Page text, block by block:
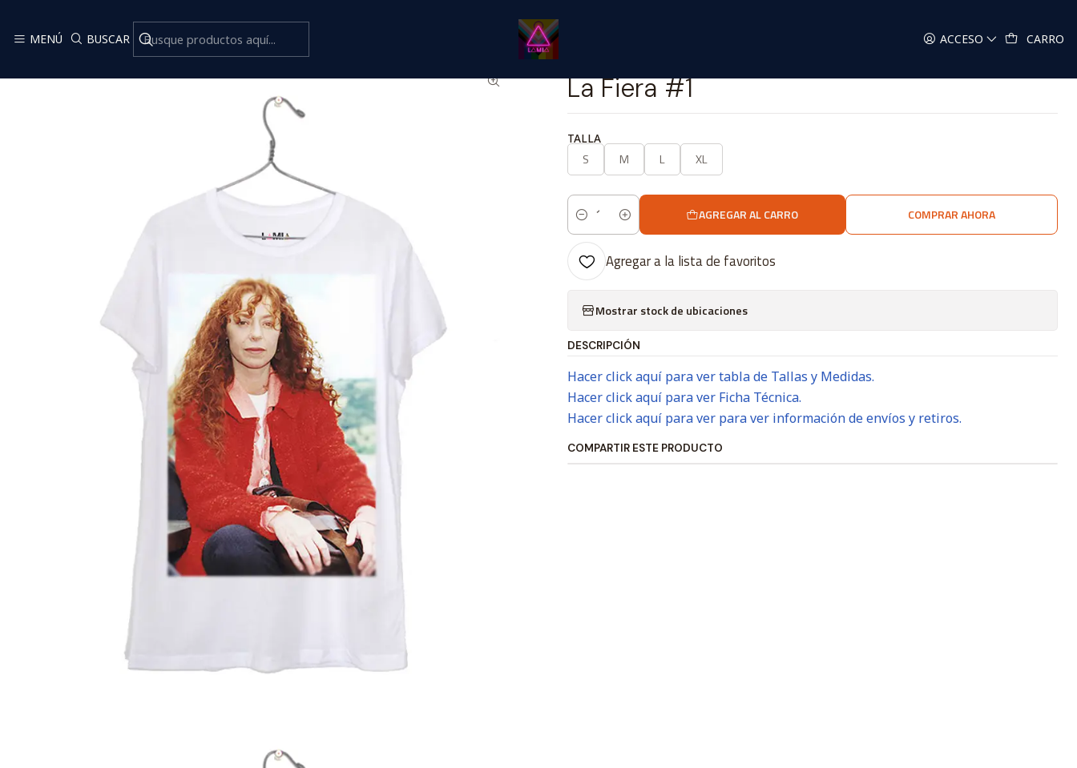
MENÚ BUSCAR ACCESO CARRO
Cine Series y TV Classic
La Fiera #1
TALLA
S M L XL
Cantidad
AGREGAR AL CARRO COMPRAR AHORA
Agregar a la lista de favoritos
Mostrar stock de ubicaciones
DESCRIPCIÓN
Hacer click aquí para ver tabla de Tallas y Medidas.
Hacer click aquí para ver Ficha Técnica.
Hacer click aquí para ver para ver información de envíos y retiros.
COMPARTIR ESTE PRODUCTO